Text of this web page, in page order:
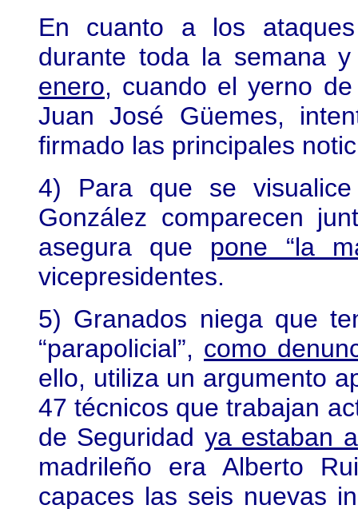
En cuanto a los
durante toda la semana
enero, cuando el yerno
Juan José Güemes,
firmado las principales
4) Para que se
González comparecen
asegura que pone “la
vicepresidentes.
5) Granados niega que
“parapolicial”, como
ello, utiliza un argumento
47 técnicos que trabajan
de Seguridad ya estaban
madrileño era Alberto
capaces las seis nuevas